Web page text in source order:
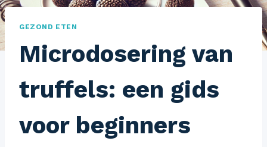
GEZOND ETEN
Microdosering van
truffels: een gids
voor beginners